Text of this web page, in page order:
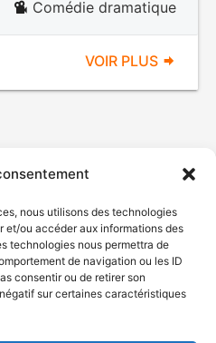
nous utilisons des technologies
et/ou accéder aux informations des
technologies nous permettra de
de navigation ou les ID
consentir ou de retirer son
sur certaines caractéristiques
Comédie dramatique
VOIR PLUS